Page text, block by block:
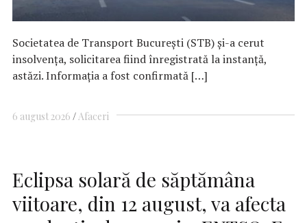
Societatea de Transport Bucureşti (STB) şi-a cerut
insolvenţa, solicitarea fiind înregistrată la instanţă,
astăzi. Informația a fost confirmată […]
6 august 2026 Afaceri
Eclipsa solară de săptămâna
viitoare, din 12 august, va afecta